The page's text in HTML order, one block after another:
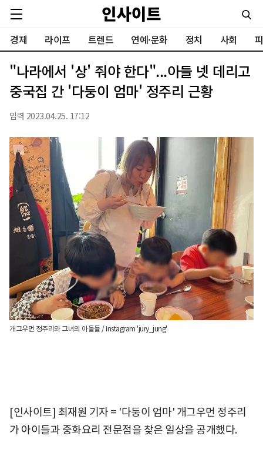
경제 라이프 트렌드 연예·문화 정치 사회
"나라에서 '상' 줘야 한다"...아들 넷 데리고
중국집 간 '다둥이 엄마' 정주리 근황
입력 2023.04.25. 17:12
개그우먼 정주리와 그녀의 아들들 / Instagram 'jury_jung'
[인사이트] 최재원 기자 = '다둥이 엄마' 개그우먼 정주리
가 아이들과 중화요리 전문점을 찾은 일상을 공개했다.